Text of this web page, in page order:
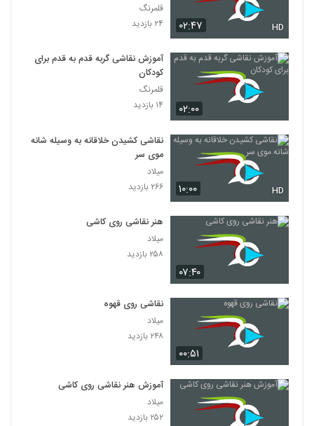
۰۲:۴۷ HD
قلمرنگ
۲۴ بازدید
۰۲:۰۰
آموزش نقاشی گربه قدم به قدم برای
کودکان
قلمرنگ
۱۴ بازدید
۱۰:۰۰ HD
نقاشی کشیدن خلاقانه به وسیله شانه
موی سر
میلاد
۲۶۶ بازدید
۰۷:۴۰
هنر نقاشی روی کاشی
میلاد
۲۵۸ بازدید
۰۰:۵۱
نقاشی روی قهوه
میلاد
۲۴۸ بازدید
آموزش هنر نقاشی روی کاشی
میلاد
۲۵۲ بازدید